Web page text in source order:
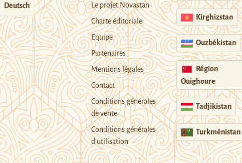
Deutsch
Le projet Novastan
Charte éditoriale
Equipe
Partenaires
Mentions légales
Contact
Conditions générales
de vente
Conditions générales
d’utilisation
Kirghizstan
Ouzbékistan
Région
Ouïghoure
Tadjikistan
Turkménistan